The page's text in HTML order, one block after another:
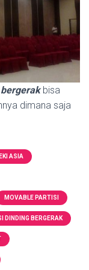
bisa
dimana saja
ASIA
MOVABLE PARTISI
DINDING BERGERAK